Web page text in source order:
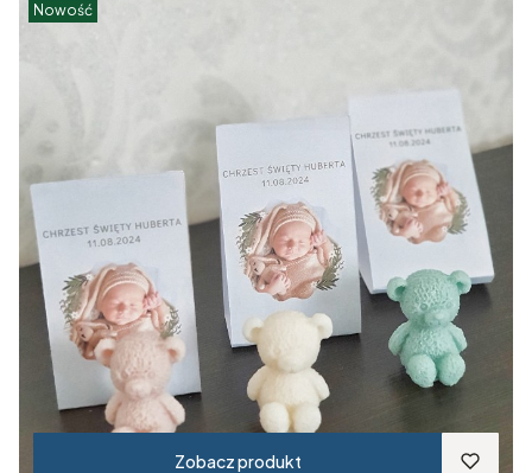
Nowość
Zobacz produkt